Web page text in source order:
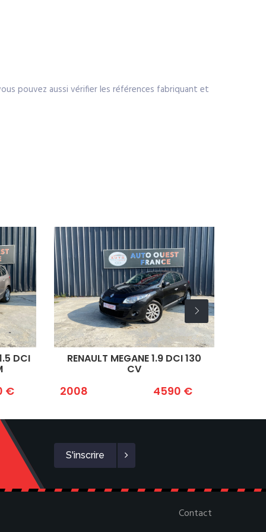
pouvez aussi vérifier les références fabriquant et
RENAULT MEGANE 1.9 DCI 130
2008
OPEL CORSA
2013
S'inscrire
Contact